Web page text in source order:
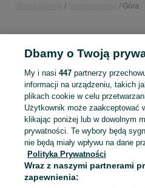
Góra
225 40 18
Mapa kategorii
Mapa miejscowości
Mapa ministron
Dbamy o Twoją
My i nasi 447partnerzy
informacji na urządzeniu, takich
plikach cookie w celu
Użytkownik może zaakceptować
klikając poniżej lub w dowolnym
prywatności. Te wybory będą
nie będą miały wpływu na dane
Polityka Prywatności
Wraz z naszymi partnerami
zapewnienia: